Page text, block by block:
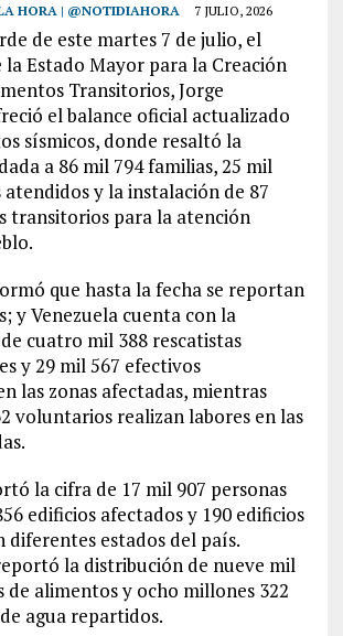
HORA | @NOTIDIAHORA 7 JULIO, 2026
de este martes 7 de julio, el
Estado Mayor para la Creación
Transitorios, Jorge
el balance oficial actualizado
sísmicos, donde resaltó la
a 86 mil 794 familias, 25 mil
atendidos y la instalación de 87
transitorios para la atención
que hasta la fecha se reportan
y Venezuela cuenta con la
cuatro mil 388 rescatistas
y 29 mil 567 efectivos
las zonas afectadas, mientras
voluntarios realizan labores en las
la cifra de 17 mil 907 personas
edificios afectados y 190 edificios
diferentes estados del país.
la distribución de nueve mil
de alimentos y ocho millones 322
agua repartidos.